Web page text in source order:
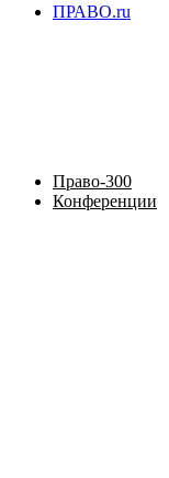
ПРАВО.ru
Право-300
Конференции